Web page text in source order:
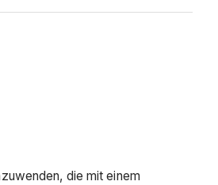
die mit einem